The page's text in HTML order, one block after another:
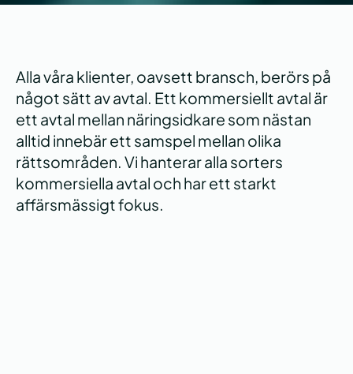
Alla våra klienter, oavsett bransch, berörs på
något sätt av avtal. Ett kommersiellt avtal är
ett avtal mellan näringsidkare som nästan
alltid innebär ett samspel mellan olika
rättsområden. Vi hanterar alla sorters
kommersiella avtal och har ett starkt
affärsmässigt fokus.